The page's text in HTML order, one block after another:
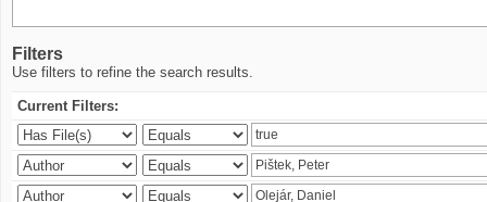
Filters
Use filters to refine the search results.
Current Filters: